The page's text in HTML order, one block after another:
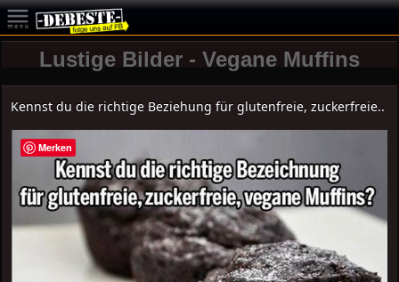
Lustige Bilder - Vegane Muffins
Kennst du die richtige Beziehung für glutenfreie, zuckerfreie..
Merken